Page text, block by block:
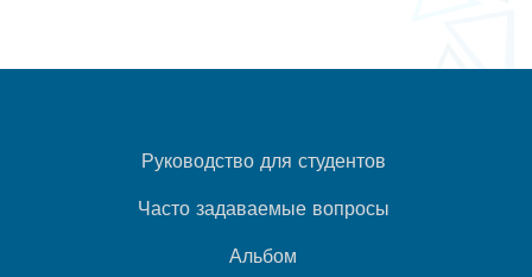
Руководство для студентов
Часто задаваемые вопросы
Альбом